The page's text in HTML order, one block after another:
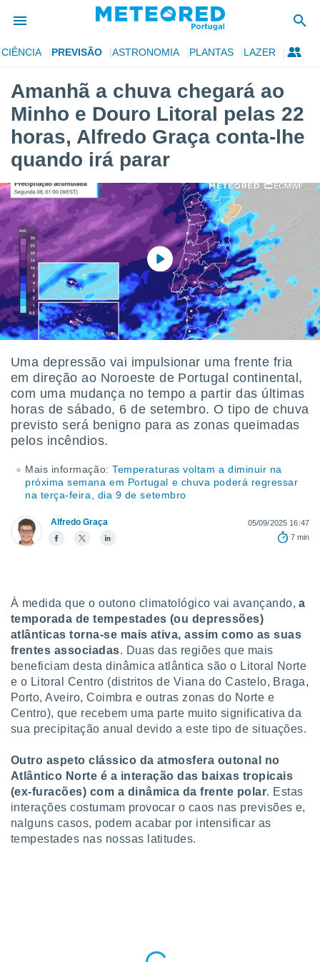
da
foi
para
as
fornecidas
a este
das
e
forma
digital
recolhidas
permite-
a nossa
de alta
botão
a
todos os
no
como
um perfil
lhe
com
Pode
na nossa
a
cookies
parte
ACEITAR
CONTINUAR
CONFIGURAÇÕES
CIÊNCIA PREVISÃO ASTRONOMIA PLANTAS LAZER
Amanhã a chuva chegará ao
Minho e Douro Litoral pelas 22
horas, Alfredo Graça conta-lhe
quando irá parar
Uma depressão vai impulsionar uma frente fria
em direção ao Noroeste de Portugal continental,
com uma mudança no tempo a partir das últimas
horas de sábado, 6 de setembro. O tipo de chuva
previsto será benigno para as zonas queimadas
pelos incêndios.
Mais informação:Temperaturas voltam a diminuir na
próxima semana em Portugal e chuva poderá regressar
na terça-feira, dia 9 de setembro
Alfredo Graça
05/09/2025 16:47
7 min
À medida que o outono climatológico vai avançando,a
temporada de tempestades (ou depressões)
atlânticas torna-se mais ativa, assim como as suas
frentes associadas. Duas das regiões que mais
beneficiam desta dinâmica atlântica são o Litoral Norte
e o Litoral Centro (distritos de Viana do Castelo, Braga,
Porto, Aveiro, Coimbra e outras zonas do Norte e
Centro), que recebem uma parte muito significativa da
sua precipitação anual devido a este tipo de situações.
Outro aspeto clássico da atmosfera outonal no
Atlântico Norte é a interação das baixas tropicais
(ex-furacões) com a dinâmica da frente polar. Estas
interações costumam provocar o caos nas previsões e,
nalguns casos, podem acabar por intensificar as
tempestades nas nossas latitudes.